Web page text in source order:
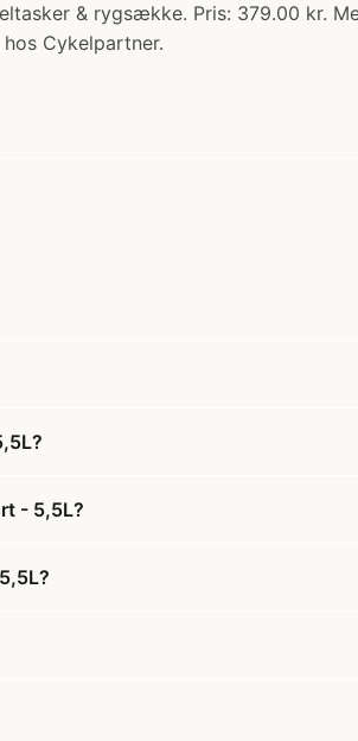
& rygsække. Pris: 379.00 kr.
Cykelpartner.
- 5,5L?